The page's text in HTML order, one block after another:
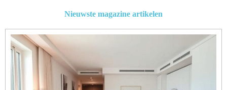
Nieuwste magazine artikelen